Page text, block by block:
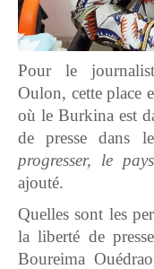
Pour le
Oulon, cette place
où le Burkina est
de presse dans
progresser, le
ajouté.
Quelles sont les
la liberté de
Boureima